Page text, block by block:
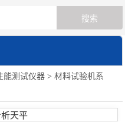
能测试仪器 >材料试验机系